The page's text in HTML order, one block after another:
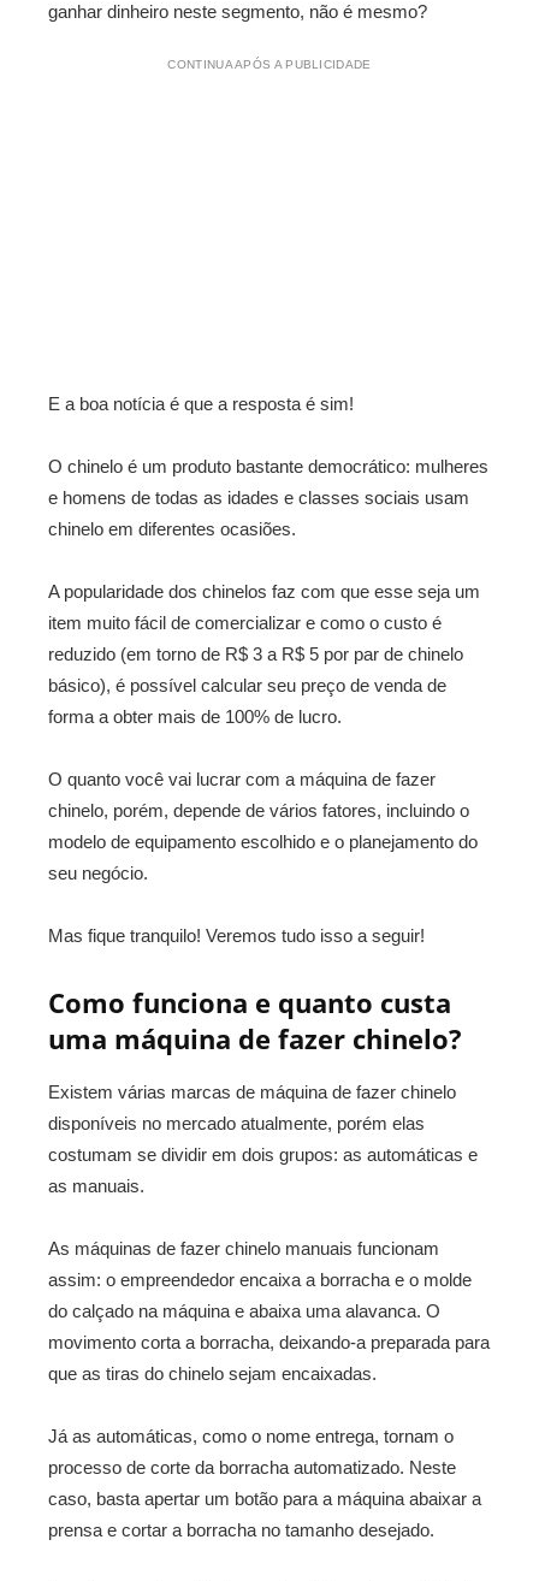
ganhar dinheiro neste segmento, não é mesmo?
CONTINUA APÓS A PUBLICIDADE
E a boa notícia é que a resposta é sim!
O chinelo é um produto bastante democrático: mulheres
e homens de todas as idades e classes sociais usam
chinelo em diferentes ocasiões.
A popularidade dos chinelos faz com que esse seja um
item muito fácil de comercializar e como o custo é
reduzido (em torno de R$ 3 a R$ 5 por par de chinelo
básico), é possível calcular seu preço de venda de
forma a obter mais de 100% de lucro.
O quanto você vai lucrar com a máquina de fazer
chinelo, porém, depende de vários fatores, incluindo o
modelo de equipamento escolhido e o planejamento do
seu negócio.
Mas fique tranquilo! Veremos tudo isso a seguir!
Como funciona e quanto custa
uma máquina de fazer chinelo?
Existem várias marcas de máquina de fazer chinelo
disponíveis no mercado atualmente, porém elas
costumam se dividir em dois grupos: as automáticas e
as manuais.
As máquinas de fazer chinelo manuais funcionam
assim: o empreendedor encaixa a borracha e o molde
do calçado na máquina e abaixa uma alavanca. O
movimento corta a borracha, deixando-a preparada para
que as tiras do chinelo sejam encaixadas.
Já as automáticas, como o nome entrega, tornam o
processo de corte da borracha automatizado. Neste
caso, basta apertar um botão para a máquina abaixar a
prensa e cortar a borracha no tamanho desejado.